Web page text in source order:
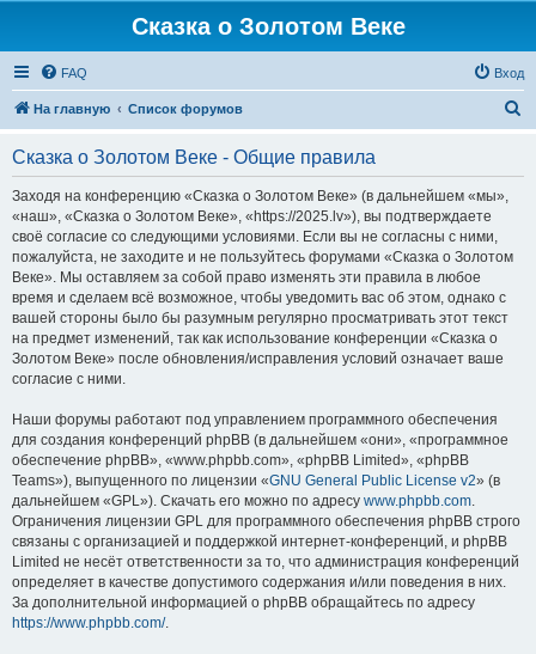
Сказка о Золотом Веке
FAQ Вход
На главную Список форумов
Сказка о Золотом Веке - Общие правила
Заходя на конференцию «Сказка о Золотом Веке» (в дальнейшем «мы»,
«наш», «Сказка о Золотом Веке», «https://2025.lv»), вы подтверждаете
своё согласие со следующими условиями. Если вы не согласны с ними,
пожалуйста, не заходите и не пользуйтесь форумами «Сказка о Золотом
Веке». Мы оставляем за собой право изменять эти правила в любое
время и сделаем всё возможное, чтобы уведомить вас об этом, однако с
вашей стороны было бы разумным регулярно просматривать этот текст
на предмет изменений, так как использование конференции «Сказка о
Золотом Веке» после обновления/исправления условий означает ваше
согласие с ними.
Наши форумы работают под управлением программного обеспечения
для создания конференций phpBB (в дальнейшем «они», «программное
обеспечение phpBB», «www.phpbb.com», «phpBB Limited», «phpBB
Teams»), выпущенного по лицензии «GNU General Public License v2» (в
дальнейшем «GPL»). Скачать его можно по адресу www.phpbb.com.
Ограничения лицензии GPL для программного обеспечения phpBB строго
связаны с организацией и поддержкой интернет-конференций, и phpBB
Limited не несёт ответственности за то, что администрация конференций
определяет в качестве допустимого содержания и/или поведения в них.
За дополнительной информацией о phpBB обращайтесь по адресу
https://www.phpbb.com/.